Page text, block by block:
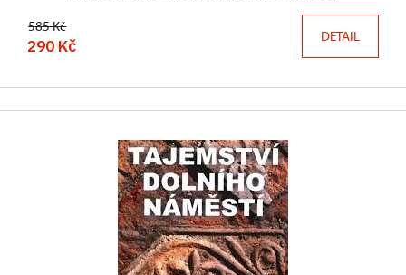
585 Kč
290 Kč DETAIL